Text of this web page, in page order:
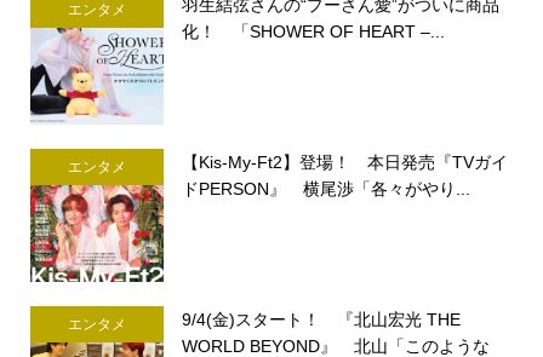
エンタメ
羽生結弦さんの“プーさん愛”がついに商品
化！ 「SHOWER OF HEART –...
エンタメ
【Kis-My-Ft2】登場！ 本日発売『TVガイ
ドPERSON』 横尾渉「各々がやり...
エンタメ
9/4(金)スタート！ 『北山宏光 THE
WORLD BEYOND』 北山「このような